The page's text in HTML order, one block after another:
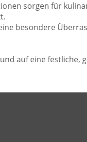
sorgen für
besondere
auf eine festliche,